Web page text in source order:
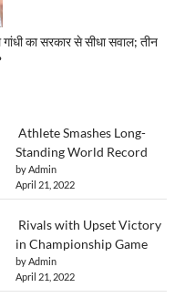
का सरकार से सीधा सवाल; तीन
Athlete Smashes Long-
Standing World Record
by Admin
April 21, 2022
Rivals with Upset Victory
in Championship Game
by Admin
April 21, 2022